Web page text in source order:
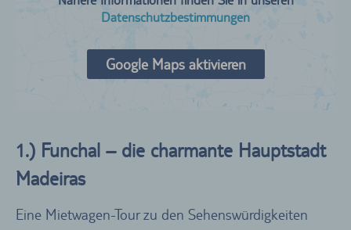
Datenschutzbestimmungen
Google Maps aktivieren
1.) Funchal – die charmante Hauptstadt
Madeiras
Eine Mietwagen-Tour zu den Sehenswürdigkeiten